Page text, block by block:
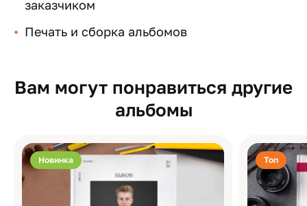
заказчиком
Печать и сборка альбомов
Вам могут понравиться другие
альбомы
Новинка Топ